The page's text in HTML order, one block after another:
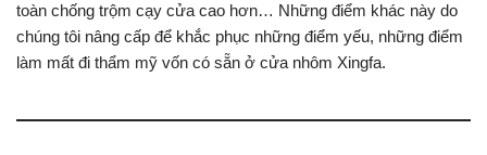
toàn chống trộm cạy cửa cao hơn… Những điểm khác này do
chúng tôi nâng cấp để khắc phục những điểm yếu, những điểm
làm mất đi thẩm mỹ vốn có sẵn ở cửa nhôm Xingfa.